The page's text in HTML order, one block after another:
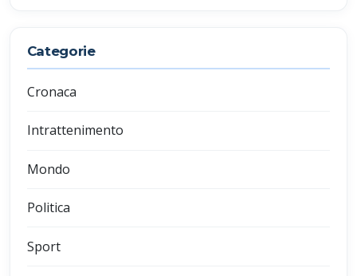
Categorie
Cronaca
Intrattenimento
Mondo
Politica
Sport